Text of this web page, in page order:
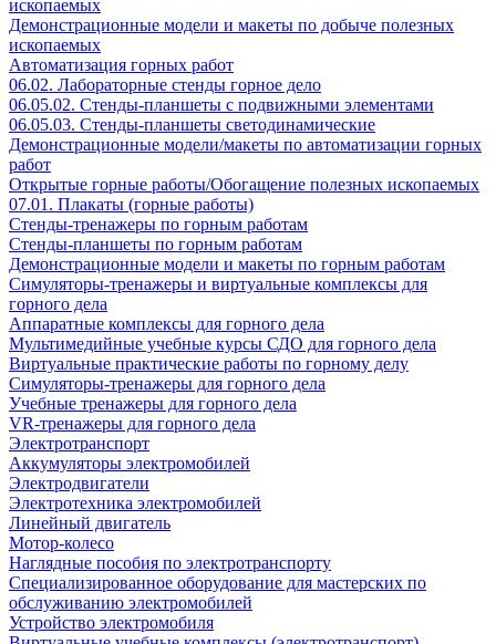
ископаемых
Демонстрационные модели и макеты по добыче полезных
ископаемых
Автоматизация горных работ
06.02. Лабораторные стенды горное дело
06.05.02. Стенды-планшеты с подвижными элементами
06.05.03. Стенды-планшеты светодинамические
Демонстрационные модели/макеты по автоматизации горных
работ
Открытые горные работы/Обогащение полезных ископаемых
07.01. Плакаты (горные работы)
Стенды-тренажеры по горным работам
Стенды-планшеты по горным работам
Демонстрационные модели и макеты по горным работам
Симуляторы-тренажеры и виртуальные комплексы для
горного дела
Аппаратные комплексы для горного дела
Мультимедийные учебные курсы СДО для горного дела
Виртуальные практические работы по горному делу
Симуляторы-тренажеры для горного дела
Учебные тренажеры для горного дела
VR-тренажеры для горного дела
Электротранспорт
Аккумуляторы электромобилей
Электродвигатели
Электротехника электромобилей
Линейный двигатель
Мотор-колесо
Наглядные пособия по электротранспорту
Специализированное оборудование для мастерских по
обслуживанию электромобилей
Устройство электромобиля